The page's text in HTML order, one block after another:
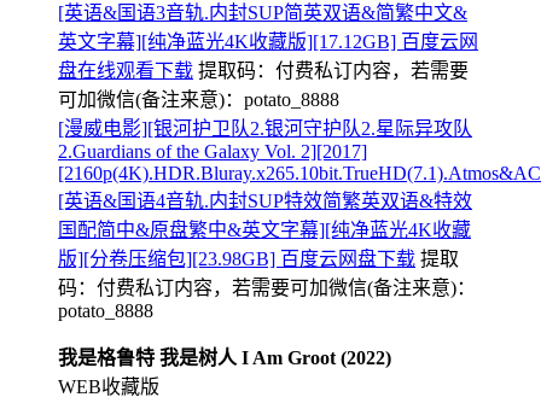
[英语&国语3音轨.内封SUP简英双语&简繁中文&
英文字幕][纯净蓝光4K收藏版][17.12GB] 百度云网
盘在线观看下载 提取码： 付费私订内容，若需要
可加微信(备注来意)：potato_8888
[漫威电影][银河护卫队2.银河守护队2.星际异攻队
2.Guardians of the Galaxy Vol. 2][2017]
[英语&国语4音轨.内封SUP特效简繁英双语&特效
国配简中&原盘繁中&英文字幕][纯净蓝光4K收藏
版][分卷压缩包][23.98GB] 百度云网盘下载 提取
码： 付费私订内容，若需要可加微信(备注来意)：
potato_8888
我是格鲁特 我是树人 I Am Groot (2022)
WEB收藏版